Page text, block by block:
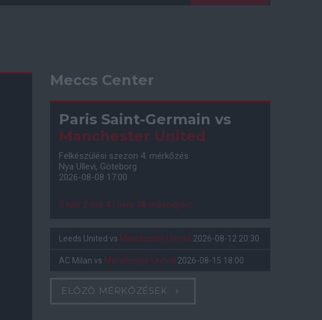
Meccs Center
Paris Saint-Germain vs
Manchester United
Felkészülési szezon 4. mérkőzés
Nya Ullevi, Göteborg
2026-08-08 17:00
0 nap 2 óra 47 perc 37 másodperc
Leeds United vs Manchester United 2026-08-12 20:30
AC Milan vs Manchester United 2026-08-15 18:00
ELŐZŐ MÉRKŐZÉSEK